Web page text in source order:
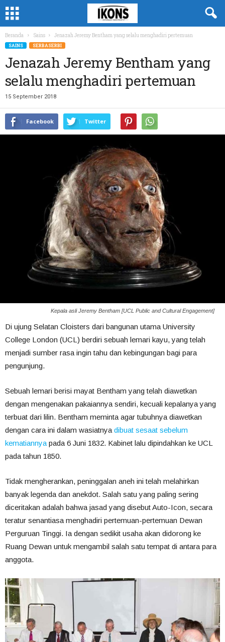
Beranda Sains Jenazah Jeremy Bentham yang selalu menghadiri pertemuan
SAINS SERBASERBI
Jenazah Jeremy Bentham yang
selalu menghadiri pertemuan
15 September 2018
Facebook Twitter
Kepala asli Jeremy Bentham [UCL Public and Cultural Engagement]
Di ujung Selatan Cloisters dari bangunan utama University
College London (UCL) berdiri sebuah lemari kayu, yang telah
menjadi sumber rasa ingin tahu dan kebingungan bagi para
pengunjung.
Sebuah lemari berisi mayat Bentham yang telah diawetkan
dengan mengenakan pakaiannya sendiri, kecuali kepalanya yang
terbuat dari lilin. Bentham meminta agar tubuhnya diawetkan
dengan cara ini dalam wasiatnya dibuat sesaat sebelum
kematiannya pada 6 Juni 1832. Kabinet lalu dipindahkan ke UCL
pada tahun 1850.
Tidak mengherankan, peninggalan aneh ini telah melahirkan
banyak legenda dan anekdot. Salah satu yang paling sering
diceritakan adalah bahwa jasad yang disebut Auto-Icon, secara
teratur senantiasa menghadiri pertemuan-pertemuan Dewan
Perguruan Tinggi. Ia dengan sedikit usaha akan didorong ke
Ruang Dewan untuk mengambil salah satu tempat di antara para
anggota.